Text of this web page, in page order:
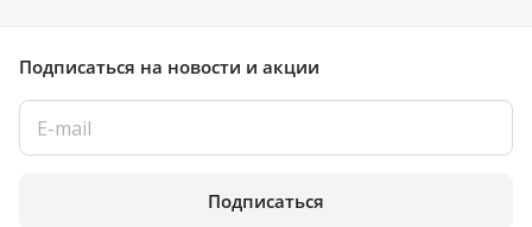
Подписаться на новости и акции
Подписаться